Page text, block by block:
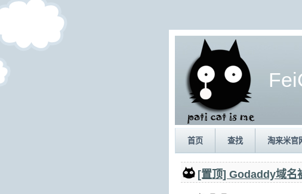
首页 查找 淘来米官
[置顶] Godaddy域名